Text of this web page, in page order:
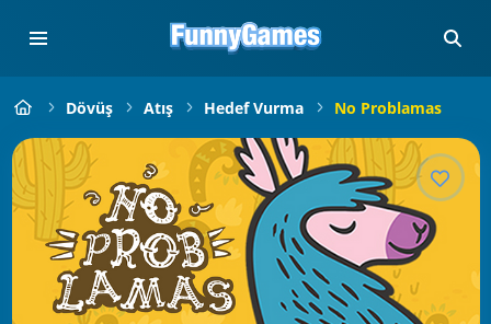
Dövüş Atış Hedef Vurma No Problamas